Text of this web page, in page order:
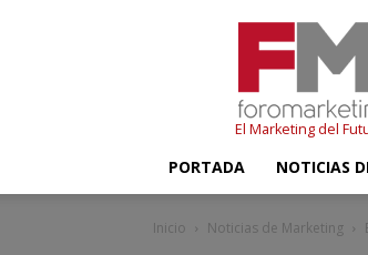
El Marketing del
PORTADA NOTICIAS
Inicio Noticias de Marketing